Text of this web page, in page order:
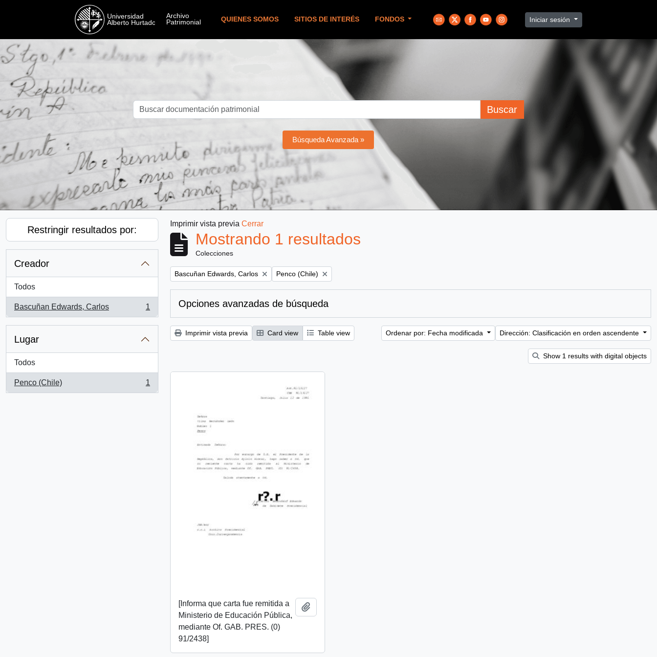
QUIENES SOMOS SITIOS DE INTERÉS FONDOS Iniciar sesión
Buscar
Búsqueda Avanzada »
Restringir resultados por:
Creador
Todos
Bascuñan Edwards, Carlos
, 1 resultados
1
Lugar
Todos
Penco (Chile)
, 1 resultados
1
Imprimir vista previa Cerrar
Mostrando 1 resultados
Colecciones
Remove filter:
Bascuñan Edwards, Carlos Remove filter:
Penco (Chile)
Opciones avanzadas de búsqueda
Imprimir vista previa Card view Table view Ordenar por: Fecha modificada Dirección: Clasificación en orden ascendente
Show 1 results with digital objects
[Informa que carta fue remitida a
Ministerio de Educación Pública,
mediante Of. GAB. PRES. (0)
91/2438]